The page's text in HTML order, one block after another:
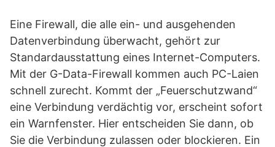
Eine Firewall, die alle ein- und ausgehenden
Datenverbindung überwacht, gehört zur
Standardausstattung eines Internet-Computers.
Mit der G-Data-Firewall kommen auch PC-Laien
schnell zurecht. Kommt der „Feuerschutzwand“
eine Verbindung verdächtig vor, erscheint sofort
ein Warnfenster. Hier entscheiden Sie dann, ob
Sie die Verbindung zulassen oder blockieren. Ein